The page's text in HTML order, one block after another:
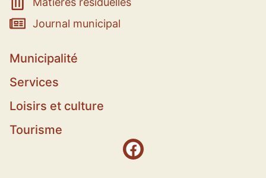
Journal municipal
Municipalité
Services
Loisirs et culture
Tourisme